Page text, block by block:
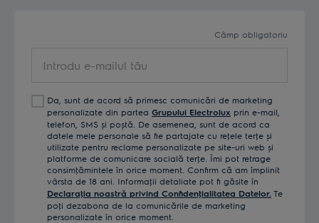
Câmp obligatoriu
Da, sunt de acord să primesc comunicări de marketing
personalizate din partea Grupului Electrolux prin e-mail,
telefon, SMS și poștă. De asemenea, sunt de acord ca
datele mele personale să fie partajate cu reţele terţe și
utilizate pentru reclame personalizate pe site-uri web și
platforme de comunicare socială terţe. Îmi pot retrage
consimţămintele în orice moment. Confirm că am împlinit
vârsta de 18 ani. Informaţii detaliate pot fi găsite în
Declaraţia noastră privind Confidenţialitatea Datelor. Te
poţi dezabona de la comunicările de marketing
personalizate în orice moment.